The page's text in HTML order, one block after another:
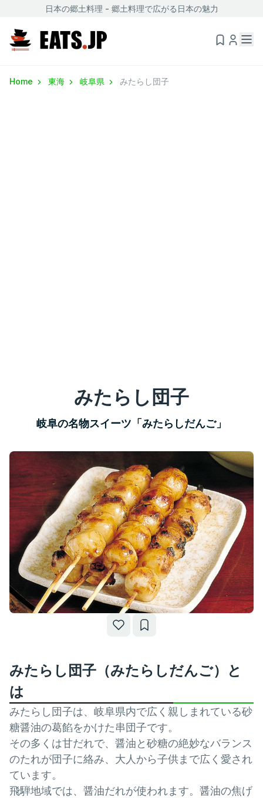
日本の郷土料理 - 郷土料理で広がる日本の魅力
Home 東海 岐阜県 みたらし団子
みたらし団子
岐阜の名物スイーツ「みたらしだんご」
みたらし団子（みたらしだんご）と
は
みたらし団子は、岐阜県内で広く親しまれている砂
糖醤油の葛餡をかけた串団子です。
その多くは甘だれで、醤油と砂糖の絶妙なバランス
のたれが団子に絡み、大人から子供まで広く愛され
ています。
飛騨地域では、醤油だれが使われます。醤油の焦げ